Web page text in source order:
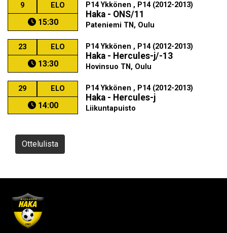
9 ELO
15:30
P14 Ykkönen , P14 (2012-2013)
Haka - ONS/11
Pateniemi TN, Oulu
23 ELO
13:30
P14 Ykkönen , P14 (2012-2013)
Haka - Hercules-j/-13
Hovinsuo TN, Oulu
29 ELO
14:00
P14 Ykkönen , P14 (2012-2013)
Haka - Hercules-j
Liikuntapuisto
Ottelulista